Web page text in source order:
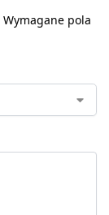
Wymagane pola